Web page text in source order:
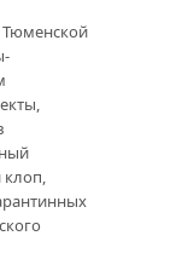
Тюменской